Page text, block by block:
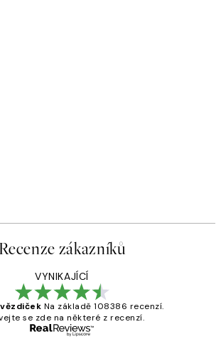
zákazníků
VYNIKAJÍCÍ
Na základě 108386 recenzí.
se zde na některé z recenzí.